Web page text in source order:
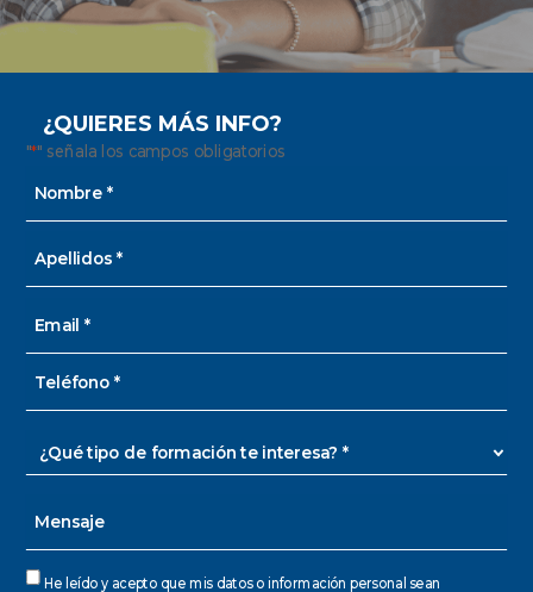
¿QUIERES MÁS INFO?
"*" señala los campos obligatorios
¿Qué
tipo
formación
te
interesa?
Consentimiento
He leído y acepto que mis datos o información personal sean